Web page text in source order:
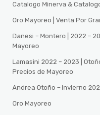
Catalogo Minerva &
Oro Mayoreo | Venta Por
Danesi – Montero | 2022 –
Mayoreo
Lamasini 2022 – 2023 |
Precios de Mayoreo
Andrea Otoño – Invierno
Oro Mayoreo